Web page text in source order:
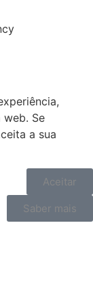
web. Se
a sua
Aceitar
Saber mais